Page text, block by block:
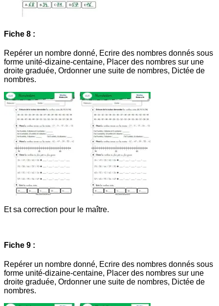
Fiche 8 :
Repérer un nombre donné, Ecrire des nombres donnés sous
forme unité-dizaine-centaine, Placer des nombres sur une
droite graduée, Ordonner une suite de nombres, Dictée de
nombres.
Et sa correction pour le maître.
Fiche 9 :
Repérer un nombre donné, Ecrire des nombres donnés sous
forme unité-dizaine-centaine, Placer des nombres sur une
droite graduée, Ordonner une suite de nombres, Dictée de
nombres.